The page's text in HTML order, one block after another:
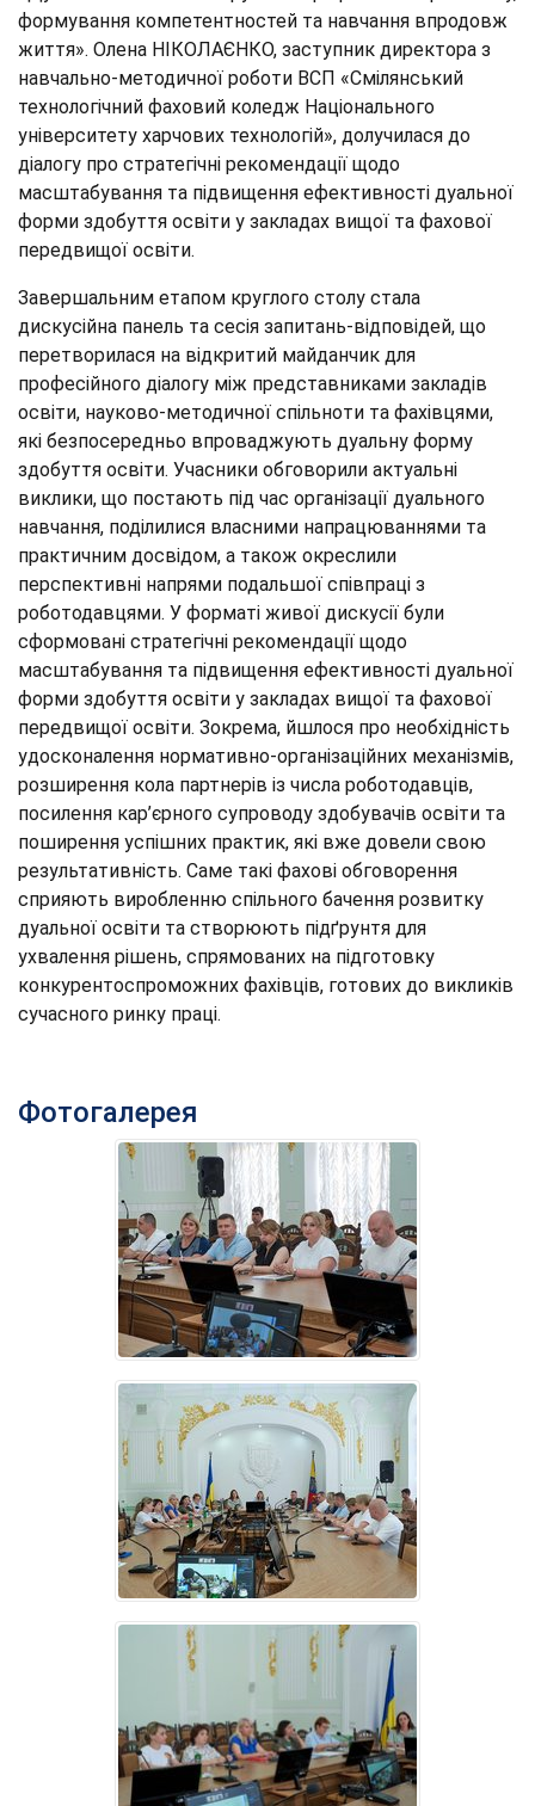
формування компетентностей та навчання впродовж
життя». Олена НІКОЛАЄНКО, заступник директора з
навчально-методичної роботи ВСП «Смілянський
технологічний фаховий коледж Національного
університету харчових технологій», долучилася до
діалогу про стратегічні рекомендації щодо
масштабування та підвищення ефективності дуальної
форми здобуття освіти у закладах вищої та фахової
передвищої освіти.
Завершальним етапом круглого столу стала
дискусійна панель та сесія запитань-відповідей, що
перетворилася на відкритий майданчик для
професійного діалогу між представниками закладів
освіти, науково-методичної спільноти та фахівцями,
які безпосередньо впроваджують дуальну форму
здобуття освіти. Учасники обговорили актуальні
виклики, що постають під час організації дуального
навчання, поділилися власними напрацюваннями та
практичним досвідом, а також окреслили
перспективні напрями подальшої співпраці з
роботодавцями. У форматі живої дискусії були
сформовані стратегічні рекомендації щодо
масштабування та підвищення ефективності дуальної
форми здобуття освіти у закладах вищої та фахової
передвищої освіти. Зокрема, йшлося про необхідність
удосконалення нормативно-організаційних механізмів,
розширення кола партнерів із числа роботодавців,
посилення кар’єрного супроводу здобувачів освіти та
поширення успішних практик, які вже довели свою
результативність. Саме такі фахові обговорення
сприяють виробленню спільного бачення розвитку
дуальної освіти та створюють підґрунтя для
ухвалення рішень, спрямованих на підготовку
конкурентоспроможних фахівців, готових до викликів
сучасного ринку праці.
Фотогалерея